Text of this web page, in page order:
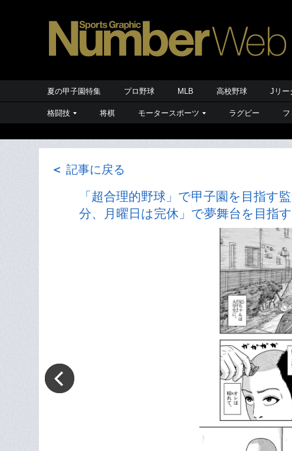
夏の甲子園特集 プロ野球 MLB 高校野球 Jリー
格闘技 将棋 モータースポーツ ラグビー フ
＜ 記事に戻る
「超合理的野球」で甲子園を目指す
分、月曜日は完休」で夢舞台を目指